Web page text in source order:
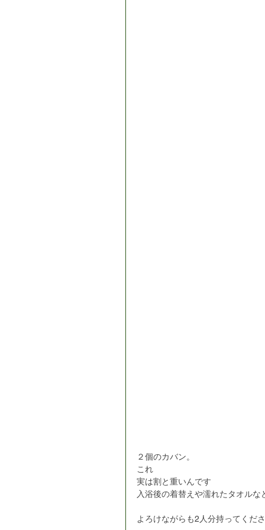
２個のカバン。
これ
実は割と重いんです
入浴後の着替えや濡れたタオルな
よろけながらも2人分持ってくだ